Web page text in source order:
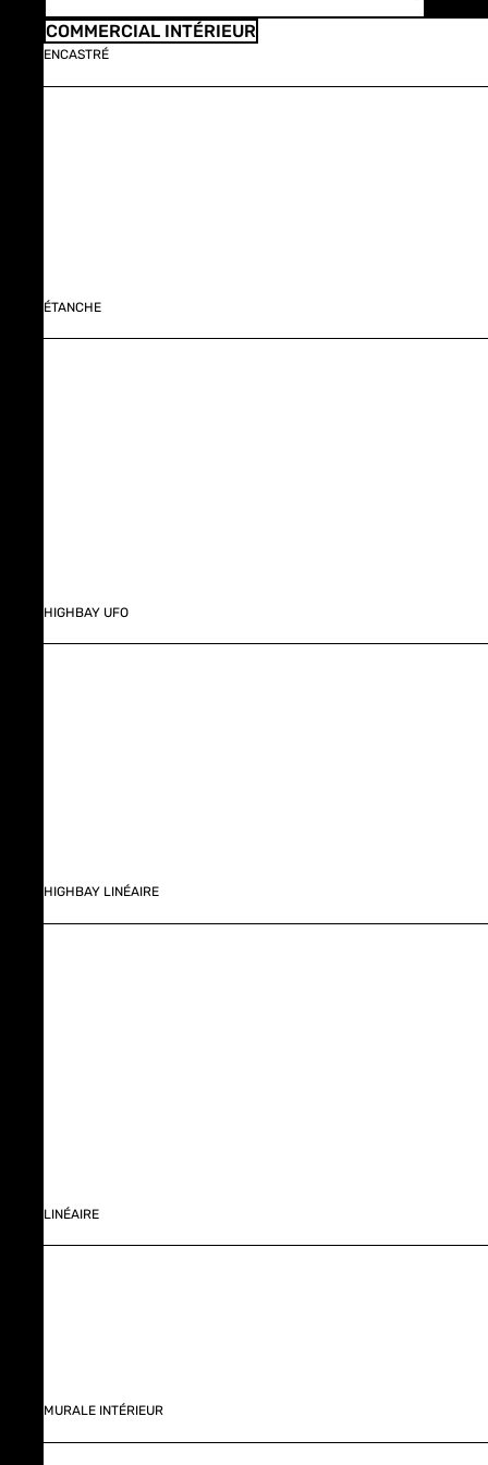
COMMERCIAL INTÉRIEUR
ENCASTRÉ
ÉTANCHE
HIGHBAY UFO
HIGHBAY LINÉAIRE
LINÉAIRE
MURALE INTÉRIEUR